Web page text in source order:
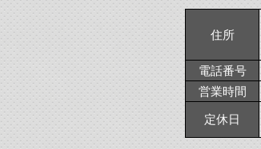
住所
電話番号
営業時間
定休日